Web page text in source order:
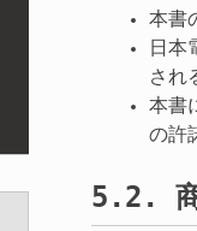
本書
日本
され
本書
の許
5.2.